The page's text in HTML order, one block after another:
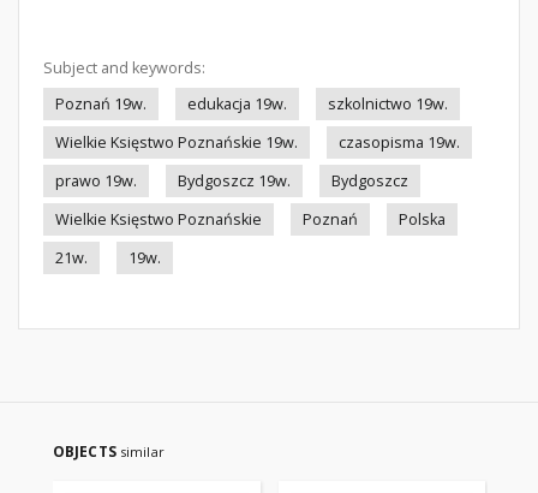
Subject and keywords:
Poznań 19w.
edukacja 19w.
szkolnictwo 19w.
Wielkie Księstwo Poznańskie 19w.
czasopisma 19w.
prawo 19w.
Bydgoszcz 19w.
Bydgoszcz
Wielkie Księstwo Poznańskie
Poznań
Polska
21w.
19w.
OBJECTS similar